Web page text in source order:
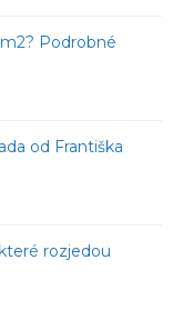
Podrobné
od Františka
rozjedou